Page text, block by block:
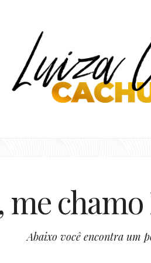
me
Abaixo você encontra um